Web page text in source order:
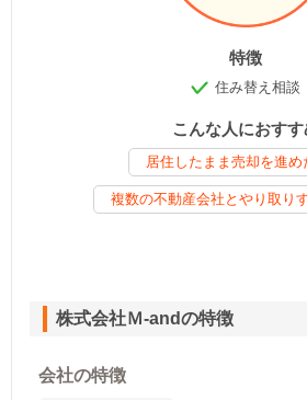
特徴
住み替え相談
こんな人におすす
居住したまま売却を進め
複数の不動産会社とやり取り
株式会社Ｍ-andの特徴
会社の特徴